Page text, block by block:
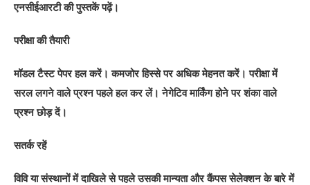
एनसीईआरटी की पुस्तकें पढ़ें।
परीक्षा की तैयारी
मॉडल टैस्ट पेपर हल करें। कमजोर हिस्से पर अधिक मेहनत करें। परीक्षा में
सरल लगने वाले प्रश्न पहले हल कर लें। नेगेटिव मार्किंग होने पर शंका वाले
प्रश्न छोड़ दें।
सतर्क रहें
विवि या संस्थानों में दाखिले से पहले उसकी मान्यता और कैंपस सेलेक्शन के बारे में